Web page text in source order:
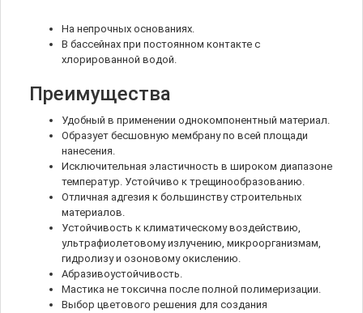
На непрочных основаниях.
В бассейнах при постоянном контакте с
хлорированной водой.
Преимущества
Удобный в применении однокомпонентный материал.
Образует бесшовную мембрану по всей площади
нанесения.
Исключительная эластичность в широком диапазоне
температур. Устойчиво к трещинообразованию.
Отличная адгезия к большинству строительных
материалов.
Устойчивость к климатическому воздействию,
ультрафиолетовому излучению, микроорганизмам,
гидролизу и озоновому окислению.
Абразивоустойчивость.
Мастика не токсична после полной полимеризации.
Выбор цветового решения для создания